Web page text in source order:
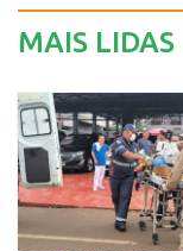
MAIS LIDAS